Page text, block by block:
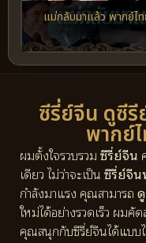
แม่กลับมาแล้ว พากย์ไ
ซีรี่ย์จีน ดูซีรี
พากย์
ผมตั้งใจรวบรวมซีรี่ย์จีน
เดียว ไม่ว่าจะเป็นซีรี่ย์จี
กำลังมาแรง คุณสามารถ
ใหม่ได้อย่างรวดเร็ว ผมคั
คุณสนุกกับซีรี่ย์จีนได้แบบ